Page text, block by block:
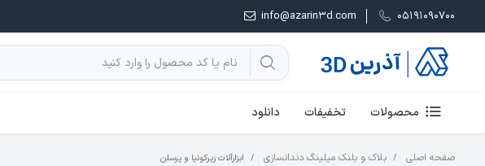
05191090700
info@azarin3d.com
محصولات تخفیفات دانلود
صفحه اصلی بلاک و بلنک میلینگ دندانسازی ابزارآلات زیرکونیا و پرسلن